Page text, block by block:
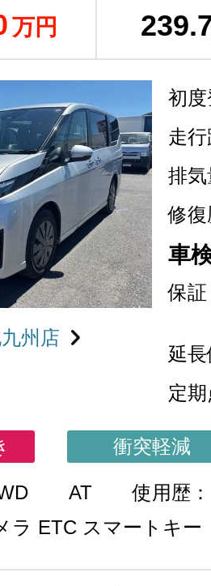
万円 239
州店
初
走
排気
修復
車
保証
延
定
衝突軽減
AT
使用歴
ラ ETC スマートキー